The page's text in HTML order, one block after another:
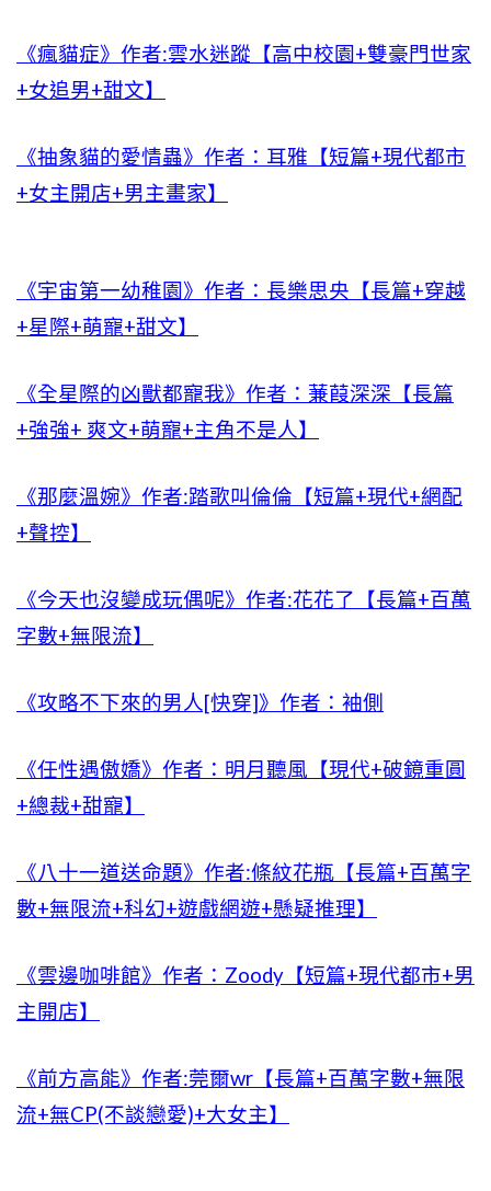
《瘋貓症》作者:雲水迷蹤【高中校園+雙豪門世家
+女追男+甜文】
《抽象貓的愛情蟲》作者：耳雅【短篇+現代都市
+女主開店+男主畫家】
《宇宙第一幼稚園》作者：長樂思央【長篇+穿越
+星際+萌寵+甜文】
《全星際的凶獸都寵我》作者：蒹葭深深【長篇
+強強+ 爽文+萌寵+主角不是人】
《那麼溫婉》作者:踏歌叫倫倫【短篇+現代+網配
+聲控】
《今天也沒變成玩偶呢》作者:花花了【長篇+百萬
字數+無限流】
《攻略不下來的男人[快穿]》作者：袖側
《任性遇傲嬌》作者：明月聽風【現代+破鏡重圓
+總裁+甜寵】
《八十一道送命題》作者:條紋花瓶【長篇+百萬字
數+無限流+科幻+遊戲網遊+懸疑推理】
《雲邊咖啡館》作者：Zoody【短篇+現代都市+男
主開店】
《前方高能》作者:莞爾wr【長篇+百萬字數+無限
流+無CP(不談戀愛)+大女主】